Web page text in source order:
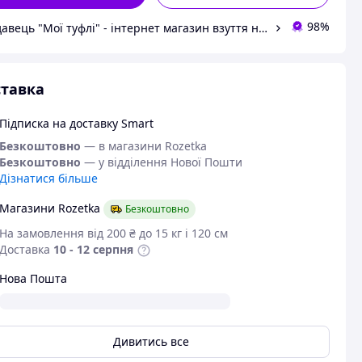
Продавець "Мої туфлі" - інтернет магазин взуття на всі випадки життя. 98%
на доставку Smart
— в магазини Rozetka
— у відділення Нової Пошти
більше
Rozetka
Безкоштовно
замовлення від 200 ₴ до 15 кг і 120 см
10 - 12 серпня
Пошта
Дивитись все